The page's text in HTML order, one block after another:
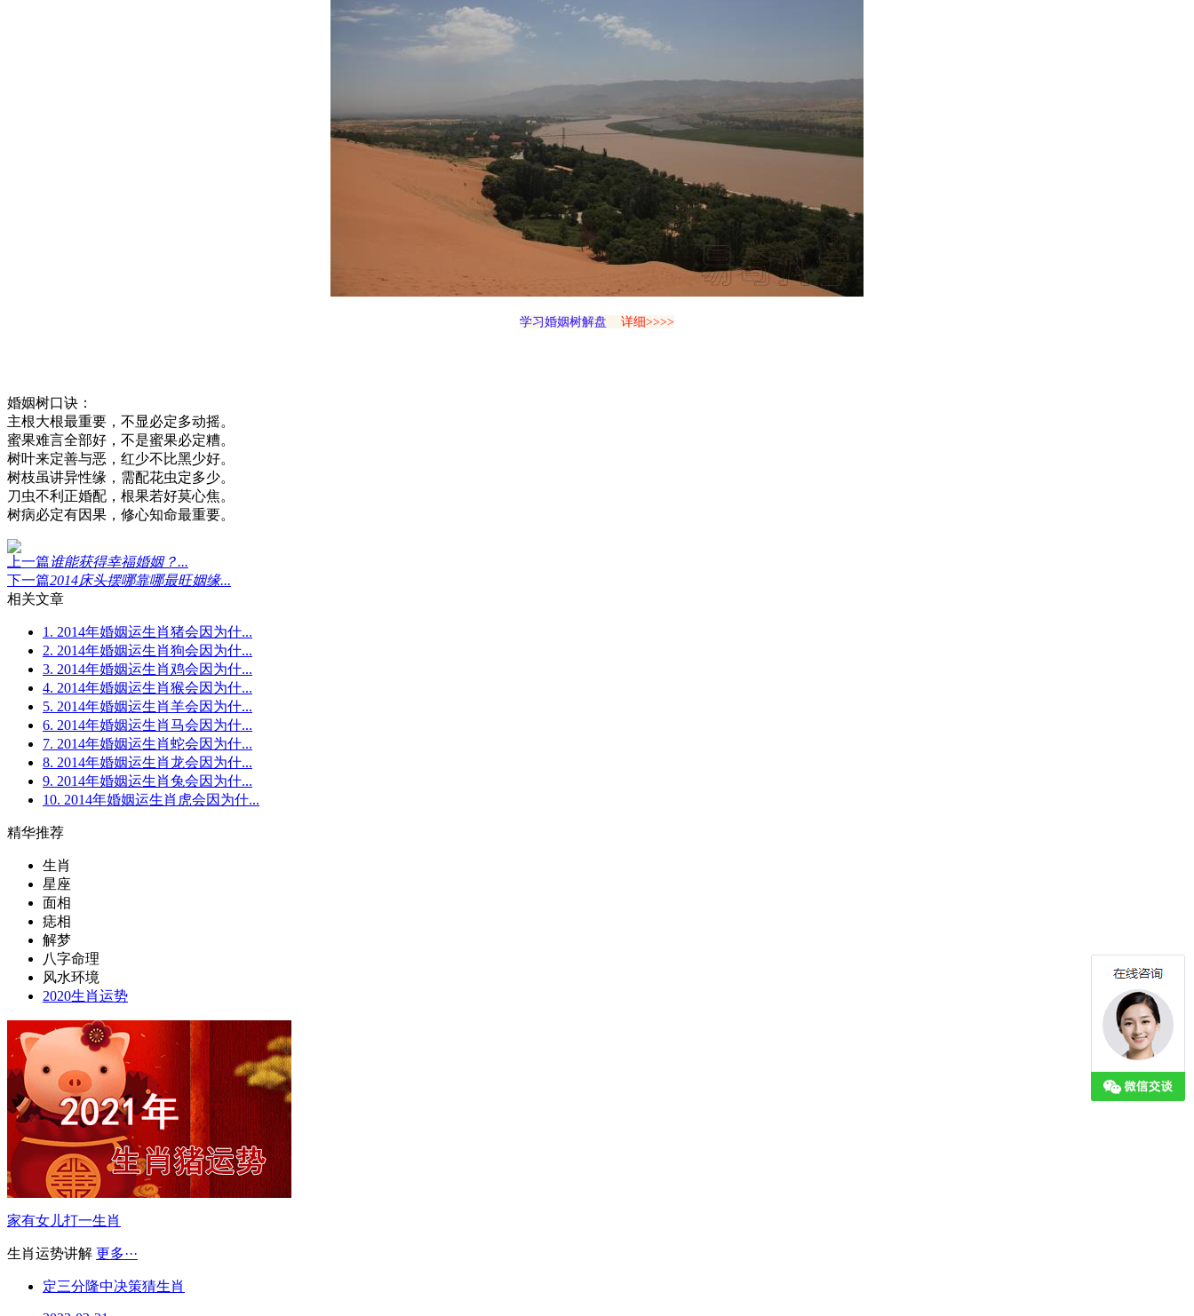
学习婚姻树解盘 详细>>>>
婚姻树口诀：
主根大根最重要，不显必定多动摇。
蜜果难言全部好，不是蜜果必定糟。
树叶来定善与恶，红少不比黑少好。
树枝虽讲异性缘，需配花虫定多少。
刀虫不利正婚配，根果若好莫心焦。
树病必定有因果，修心知命最重要。
上一篇谁能获得幸福婚姻？...
下一篇2014床头摆哪靠哪最旺姻缘...
相关文章
1. 2014年婚姻运生肖猪会因为什...
2. 2014年婚姻运生肖狗会因为什...
3. 2014年婚姻运生肖鸡会因为什...
4. 2014年婚姻运生肖猴会因为什...
5. 2014年婚姻运生肖羊会因为什...
6. 2014年婚姻运生肖马会因为什...
7. 2014年婚姻运生肖蛇会因为什...
8. 2014年婚姻运生肖龙会因为什...
9. 2014年婚姻运生肖兔会因为什...
10. 2014年婚姻运生肖虎会因为什...
精华推荐
生肖
星座
面相
痣相
解梦
八字命理
风水环境
2020生肖运势
家有女儿打一生肖
生肖运势讲解 更多···
定三分隆中决策猜生肖